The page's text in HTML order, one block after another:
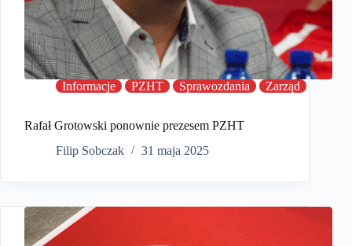
Informacje PZHT Sprawozdania Zarząd
Rafał Grotowski ponownie prezesem PZHT
Filip Sobczak
31 maja 2025